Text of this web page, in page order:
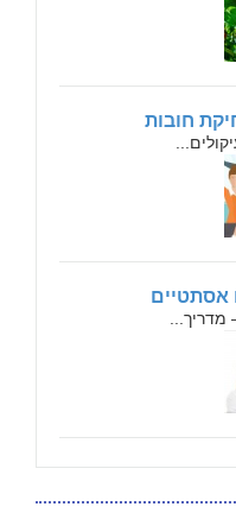
חובות
אסתטיים
מדריך...